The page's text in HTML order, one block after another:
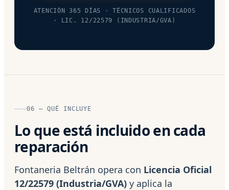
ATENCIÓN 365 DÍAS · TÉCNICOS CUALIFICADOS
· LIC. 12/22579 (INDUSTRIA/GVA)
06 — QUÉ INCLUYE
Lo que está incluido en cada
reparación
Fontaneria Beltrán opera con Licencia Oficial
12/22579 (Industria/GVA) y aplica la